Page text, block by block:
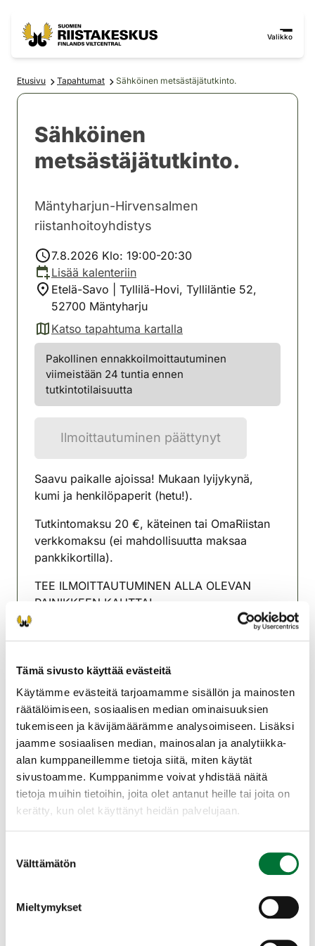
Tämä sivusto käyttää evästeitä
Käytämme evästeitä tarjoamamme sisällön ja mainosten
räätälöimiseen, sosiaalisen median ominaisuuksien
tukemiseen ja kävijämäärämme analysoimiseen. Lisäksi
jaamme sosiaalisen median, mainosalan ja analytiikka-
alan kumppaneillemme tietoja siitä, miten käytät
sivustoamme. Kumppanimme voivat yhdistää näitä
tietoja muihin tietoihin, joita olet antanut heille tai joita on
kerätty, kun olet käyttänyt heidän palvelujaan.
valinta
Välttämätön
Mieltymykset
Valikko
Etusivu Tapahtumat Sähköinen metsästäjätutkinto.
Sähköinen
metsästäjätutkinto.
Mäntyharjun-Hirvensalmen
riistanhoitoyhdistys
7.8.2026 Klo: 19:00-20:30
Lisää kalenteriin
Etelä-Savo | Tyllilä-Hovi, Tylliläntie 52,
52700 Mäntyharju
Katso tapahtuma kartalla
(avautuu uuteen välilehteen)
Pakollinen ennakkoilmoittautuminen
viimeistään 24 tuntia ennen
tutkintotilaisuutta
Ilmoittautuminen päättynyt
Saavu paikalle ajoissa! Mukaan lyijykynä,
kumi ja henkilöpaperit (hetu!).
Tutkintomaksu 20 €, käteinen tai OmaRiistan
verkkomaksu (ei mahdollisuutta maksaa
pankkikortilla).
TEE ILMOITTAUTUMINEN ALLA OLEVAN
PAINIKKEEN KAUTTA!
Suosittelemme Oma riista -tunnusten luomista
Tilaisuudessa on mahdollista tutkinnon
suorittaminen omalla päätelaitteella (puhelin,
tabletti tai läppäri) tai perinteisesti paperilla.
Mikäli haluat suorittaa tutkinnon omalla
päätelaitteellasi, huolehdi siitä, että laitteen
akku on täyteen varattuna ja käytössäsi on
toimiva verkkoyhteys.
Mäntyharjun-Hirvensalmen
0400 653 902
Matti Pilssari 0400 653 902